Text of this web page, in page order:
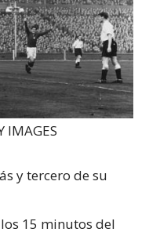
IMAGES
y tercero de su
15 minutos del